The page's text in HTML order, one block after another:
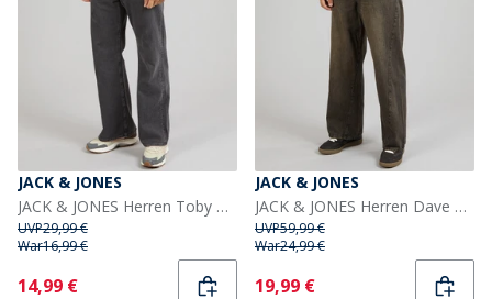
JACK & JONES
JACK & JONES Herren Toby Original 737 Schlagjeans Black Denim
UVP29,99 €
War16,99 €
Current
14,99 €
JACK & JONES
JACK & JONES Herren Dave Skewed 464 Wide Jeans Black Denim
UVP59,99 €
War24,99 €
Current
19,99 €